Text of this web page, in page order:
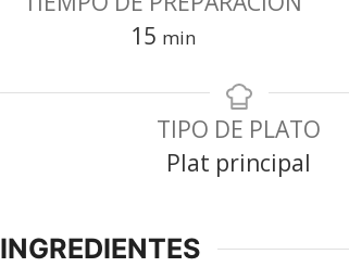
15minutes
min
TIPO DE PLATO
Plat principal
INGREDIENTES